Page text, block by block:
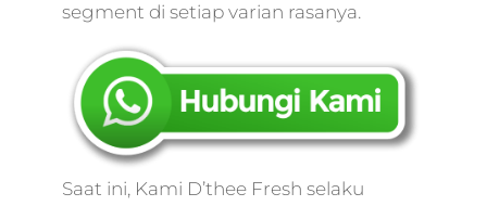
marketing,kerjaan
digital
digital
digital
sport
segment di setiap varian rasanya.
Saat ini, Kami D’thee Fresh selaku